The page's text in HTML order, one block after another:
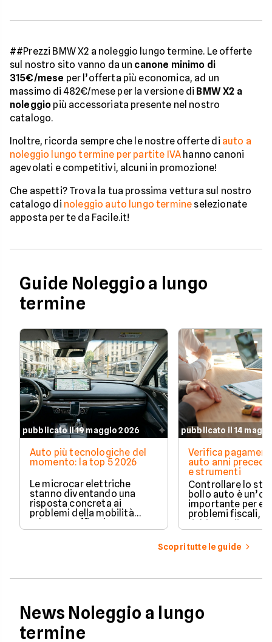
##Prezzi BMW X2 a noleggio lungo termine. Le offerte
sul nostro sito vanno da un canone minimo di
315€/mese per l’offerta più economica, ad un
massimo di 482€/mese per la versione di BMW X2 a
noleggio più accessoriata presente nel nostro
catalogo.
Inoltre, ricorda sempre che le nostre offerte di auto a
noleggio lungo termine per partite IVA hanno canoni
agevolati e competitivi, alcuni in promozione!
Che aspetti? Trova la tua prossima vettura sul nostro
catalogo di noleggio auto lungo termine selezionate
apposta per te da Facile.it!
Guide Noleggio a lungo
termine
pubblicato il 19 maggio 2026
Auto più tecnologiche del
momento: la top 5 2026
Le microcar elettriche
stanno diventando una
risposta concreta ai
problemi della mobilità
urbana: traffico intenso,
parcheggi limitati e costi di
pubblicato il 14
Verifica
auto anni
e strumenti
Controllare lo
bollo auto è
importante per
problemi fiscali,
richieste di
inattese.
Scopri tutte le guide
News Noleggio a lungo
termine